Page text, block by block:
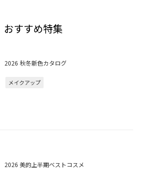
おすすめ特集
2026 秋冬新色カタログ
メイクアップ
2026 美的上半期ベストコスメ